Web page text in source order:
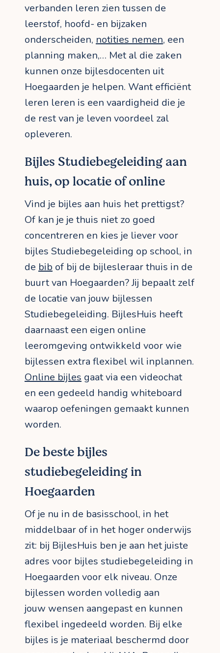
verbanden leren zien tussen de
leerstof, hoofd- en bijzaken
onderscheiden, notities nemen, een
planning maken,… Met al die zaken
kunnen onze bijlesdocenten uit
Hoegaarden je helpen. Want efficiënt
leren leren is een vaardigheid die je
de rest van je leven voordeel zal
opleveren.
Bijles Studiebegeleiding aan
huis, op locatie of online
Vind je bijles aan huis het prettigst?
Of kan je je thuis niet zo goed
concentreren en kies je liever voor
bijles Studiebegeleiding op school, in
de bib of bij de bijlesleraar thuis in de
buurt van Hoegaarden? Jij bepaalt zelf
de locatie van jouw bijlessen
Studiebegeleiding. BijlesHuis heeft
daarnaast een eigen online
leeromgeving ontwikkeld voor wie
bijlessen extra flexibel wil inplannen.
Online bijles gaat via een videochat
en een gedeeld handig whiteboard
waarop oefeningen gemaakt kunnen
worden.
De beste bijles
studiebegeleiding in
Hoegaarden
Of je nu in de basisschool, in het
middelbaar of in het hoger onderwijs
zit: bij BijlesHuis ben je aan het juiste
adres voor bijles studiebegeleiding in
Hoegaarden voor elk niveau. Onze
bijlessen worden volledig aan
jouw wensen aangepast en kunnen
flexibel ingedeeld worden. Bij elke
bijles is je materiaal beschermd door